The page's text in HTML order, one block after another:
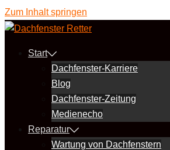
Zum Inhalt springen
Start
Dachfenster-Karriere
Blog
Dachfenster-Zeitung
Medienecho
Reparatur
Wartung von Dachfenstern